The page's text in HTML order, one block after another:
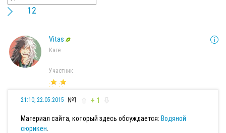
12
Vitas
Каге
Участник
21:10, 22.05.2015 №1 + 1
Материал сайта, который здесь обсуждается: Водяной
сюрикен